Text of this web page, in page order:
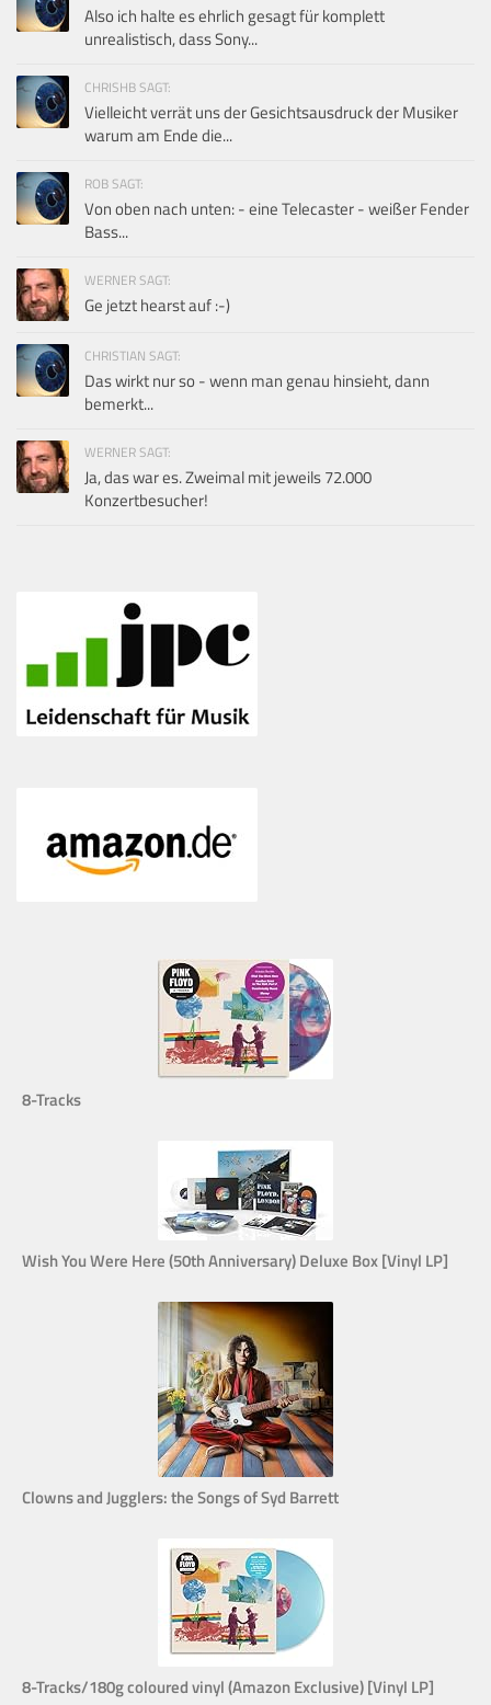
Also ich halte es ehrlich gesagt für komplett
unrealistisch, dass Sony...
CHRISHB SAGT:
Vielleicht verrät uns der Gesichtsausdruck der Musiker
warum am Ende die...
ROB SAGT:
Von oben nach unten: - eine Telecaster - weißer Fender
Bass...
WERNER SAGT:
Ge jetzt hearst auf :-)
CHRISTIAN SAGT:
Das wirkt nur so - wenn man genau hinsieht, dann
bemerkt...
WERNER SAGT:
Ja, das war es. Zweimal mit jeweils 72.000
Konzertbesucher!
8-Tracks
Wish You Were Here (50th Anniversary) Deluxe Box [Vinyl LP]
Clowns and Jugglers: the Songs of Syd Barrett
8-Tracks/180g coloured vinyl (Amazon Exclusive) [Vinyl LP]